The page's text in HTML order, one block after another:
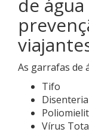
de
As garrafas de
Tifo
Disenteria
Vírus